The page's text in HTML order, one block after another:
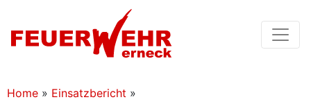
Home » Einsatzbericht »